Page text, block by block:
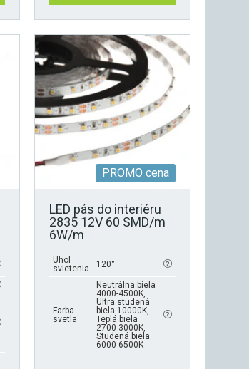
má
viacero
variantov.
Možnosti
si
môžete
vybrať
stránke
LED pás do interiéru
2835 12V 60 SMD/m
6W/m
PROMO cena
Uhol
svietenia
120°
Farba
svetla
Neutrálna biela
4000-4500K,
Ultra studená
biela 10000K,
Teplá biela
2700-3000K,
Studená biela
6000-6500K